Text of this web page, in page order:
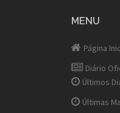
MENU
Página
Diário
Últimos
Últimas